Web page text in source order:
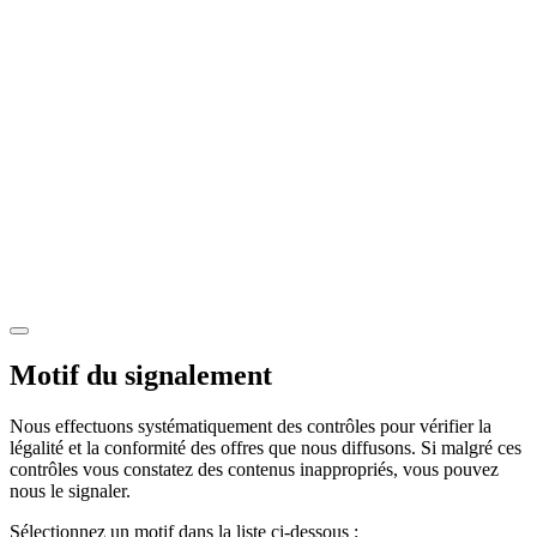
Motif du signalement
Nous effectuons systématiquement des contrôles pour vérifier la
légalité et la conformité des offres que nous diffusons. Si malgré ces
contrôles vous constatez des contenus inappropriés, vous pouvez
nous le signaler.
Sélectionnez un motif dans la liste ci-dessous :